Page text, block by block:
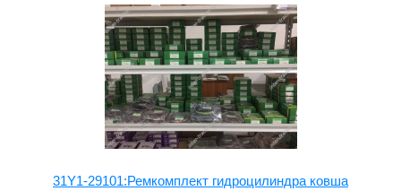
31Y1-29101:Ремкомплект гидроцилиндра ковша